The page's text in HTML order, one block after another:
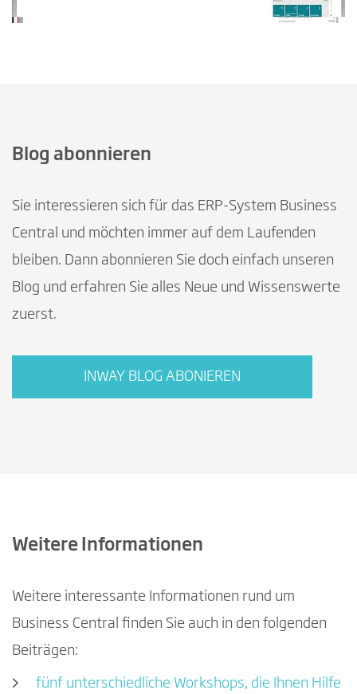
Blog abonnieren
Sie interessieren sich für das ERP-System Business
Central und möchten immer auf dem Laufenden
bleiben. Dann abonnieren Sie doch einfach unseren
Blog und erfahren Sie alles Neue und Wissenswerte
zuerst.
INWAY BLOG ABONIEREN
Weitere Informationen
Weitere interessante Informationen rund um
Business Central finden Sie auch in den folgenden
Beiträgen:
fünf unterschiedliche Workshops, die Ihnen Hilfe